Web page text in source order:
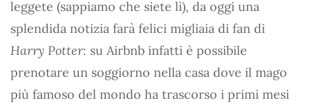
leggete (sappiamo che siete lì), da oggi una
splendida notizia farà felici migliaia di fan di
Harry Potter: su Airbnb infatti è possibile
prenotare un soggiorno nella casa dove il mago
più famoso del mondo ha trascorso i primi mesi